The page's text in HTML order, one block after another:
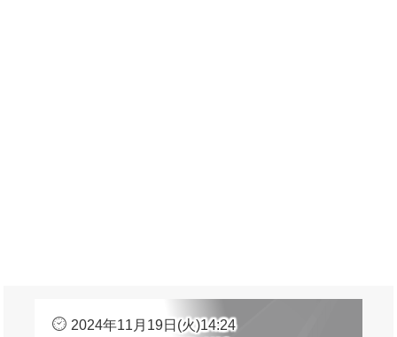
2024年11月19日(火)14:24